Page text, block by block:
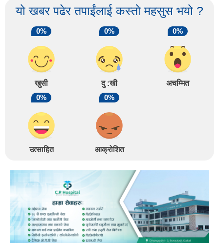
यो खबर पढेर तपाईंलाई कस्तो महसुस भयो ?
0%
खुसी
0%
दु :खी
0%
अचम्मित
0%
उत्साहित
0%
आक्रोशित